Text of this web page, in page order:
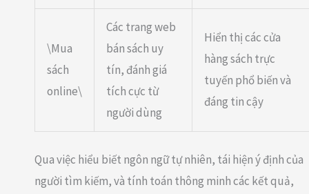
\Mua
sách
online\
Các trang web
bán sách uy
tín, đánh giá
tích cực từ
người dùng
Hiển thị các cửa
hàng sách trực
tuyến phổ biến và
đáng tin cậy
Qua việc hiểu biết ngôn ngữ tự nhiên, tái hiện ý định của
người tìm kiếm, và tính toán thông minh các kết quả,